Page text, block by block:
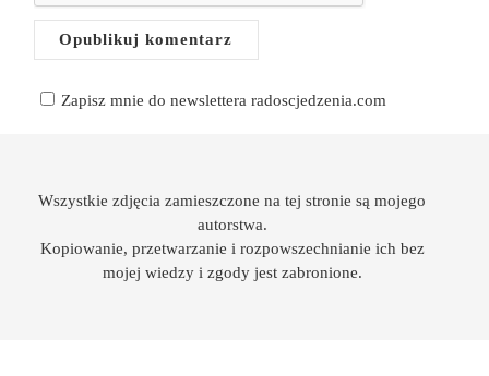
Zapisz mnie do newslettera radoscjedzenia.com
Wszystkie zdjęcia zamieszczone na tej stronie są mojego
autorstwa.
Kopiowanie, przetwarzanie i rozpowszechnianie ich bez
mojej wiedzy i zgody jest zabronione.